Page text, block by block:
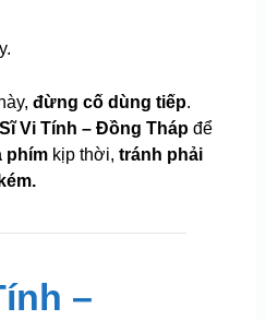
đừng cố dùng tiếp.
Vi Tính – Đồng Thápđể
phímkịp thời, tránh phải
–